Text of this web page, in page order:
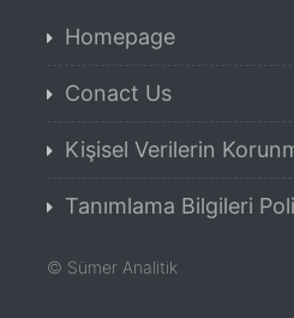
Homepage
Conact Us
Kişisel Verilerin
Tanımlama Bilgileri
© Sümer Analitik